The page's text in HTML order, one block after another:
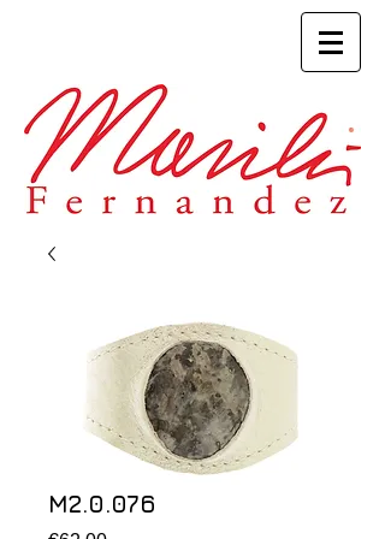
M2.0.076